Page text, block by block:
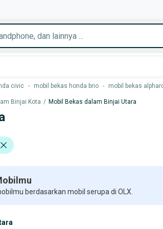
civic - mobil bekas honda brio - mobil bekas alphard
Binjai Kota / Mobil Bekas dalam Binjai Utara
berdasarkan mobil serupa di OLX.